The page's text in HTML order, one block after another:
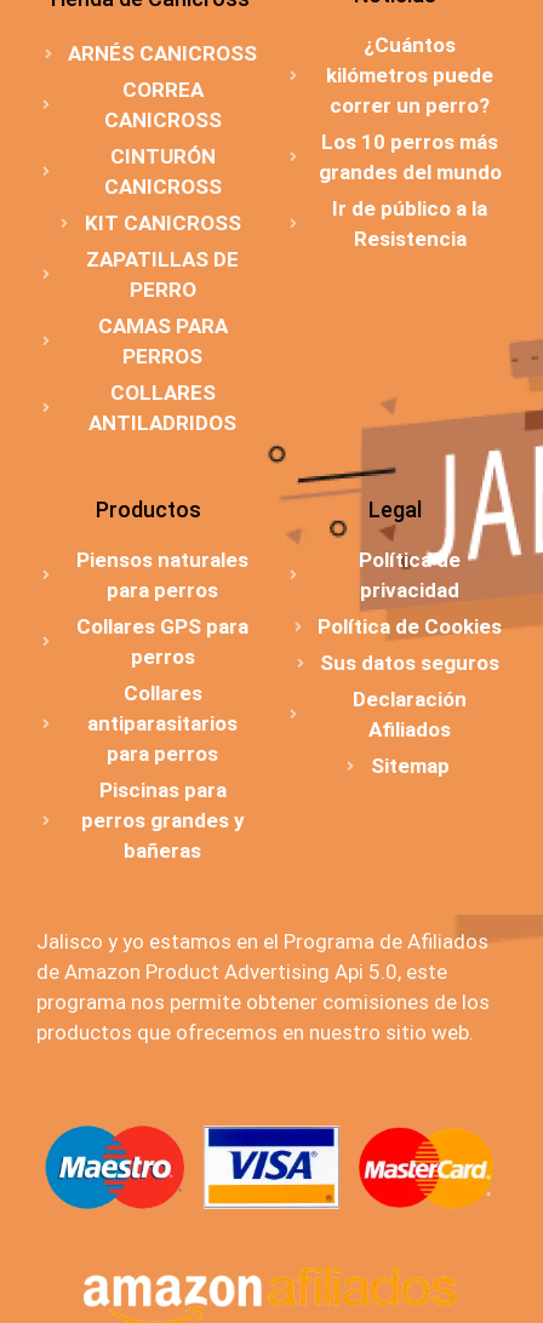
ARNÉS CANICROSS
CORREA
CANICROSS
CINTURÓN
CANICROSS
KIT CANICROSS
ZAPATILLAS DE
PERRO
CAMAS PARA
PERROS
COLLARES
ANTILADRIDOS
¿Cuántos
kilómetros puede
correr un perro?
Los 10 perros más
grandes del mundo
Ir de público a la
Resistencia
Productos
Piensos naturales
para perros
Collares GPS para
perros
Collares
antiparasitarios
para perros
Piscinas para
perros grandes y
bañeras
Legal
Política de
privacidad
Política de Cookies
Sus datos seguros
Declaración
Afiliados
Sitemap
Jalisco y yo estamos en el Programa de Afiliados
de Amazon Product Advertising Api 5.0, este
programa nos permite obtener comisiones de los
productos que ofrecemos en nuestro sitio web.